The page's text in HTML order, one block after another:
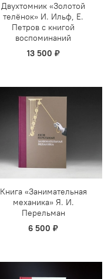
Двухтомник «Золотой
телёнок» И. Ильф, Е.
Петров с книгой
воспоминаний
13 500 ₽
Книга «Занимательная
механика» Я. И.
Перельман
6 500 ₽